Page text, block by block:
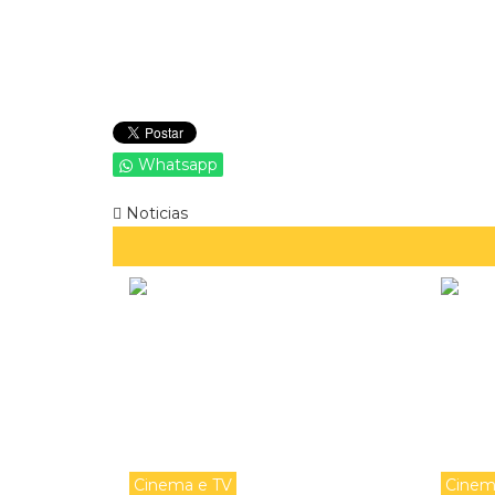
Whatsapp
Noticias
Cinema e TV